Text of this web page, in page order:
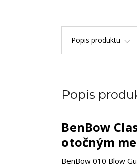
Popis produktu
Popis
BenBow
otočným
BenBow 010 Blow